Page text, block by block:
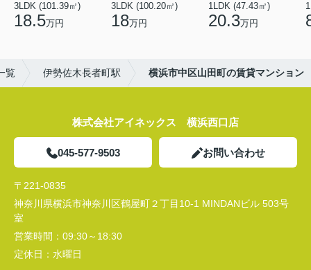
3LDK (101.39㎡)
18.5万円
3LDK (100.20㎡)
18万円
1LDK (47.43㎡)
20.3万円
覧 伊勢佐木長者町駅 横浜市中区山田町の賃貸マンション
株式会社アイネックス 横浜西口店
045-577-9503 お問い合わせ
〒221-0835
神奈川県横浜市神奈川区鶴屋町２丁目10-1 MINDANビル 503号
室
営業時間： 09:30～18:30
定休日： 水曜日